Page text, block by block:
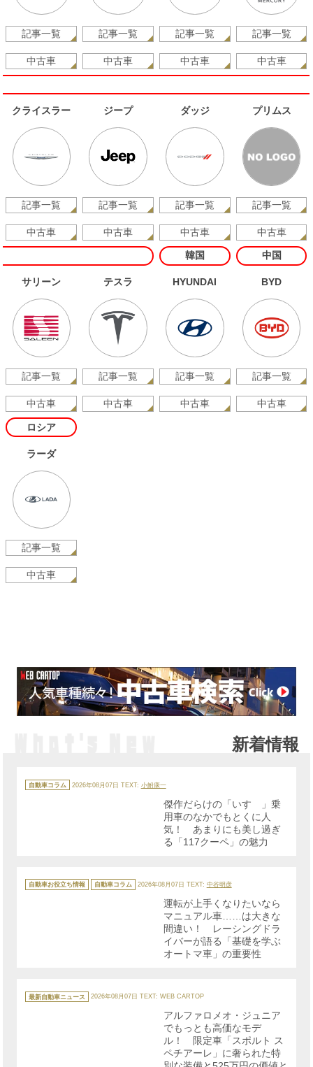
記事一覧
中古車
記事一覧
中古車
記事一覧
中古車
記事一覧
中古車
クライスラー
記事一覧
中古車
ジープ
記事一覧
中古車
ダッジ
記事一覧
中古車
プリムス
記事一覧
中古車
サリーン
記事一覧
中古車
テスラ
記事一覧
中古車
韓国
HYUNDAI
記事一覧
中古車
中国
BYD
記事一覧
中古車
ロシア
ラーダ
記事一覧
中古車
新着情報
テ
ゴ
自動車コラム 2026年08月07日 TEXT: 小鮒康一
傑作だらけの「いすゞ」乗
用車のなかでもとくに人
気！ あまりにも美し過ぎ
る「117クーペ」の魅力
カ
テ
ゴ
自動車お役立ち情報 自動車コラム 2026年08月07日 TEXT: 中谷明彦
運転が上手くなりたいなら
マニュアル車……は大きな
間違い！ レーシングドラ
イバーが語る「基礎を学ぶ
オートマ車」の重要性
テ
ゴ
最新自動車ニュース 2026年08月07日 TEXT: WEB CARTOP
アルファロメオ・ジュニア
でもっとも高価なモデ
ル！ 限定車「スポルト ス
ペチアーレ」に奢られた特